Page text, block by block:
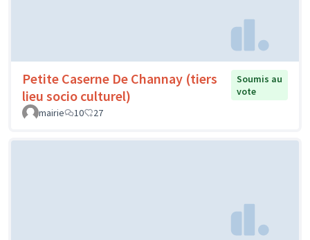
Petite Caserne De Channay (tiers
lieu socio culturel)
Soumis au
vote
mairie
10 27